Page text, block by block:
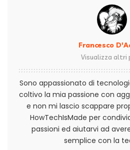
Francesco
Visualizza altri
Sono appassionato di
coltivo la mia passione con
e non mi lascio scappare
HowTechIsMade per
passioni ed aiutarvi ad
semplice con la